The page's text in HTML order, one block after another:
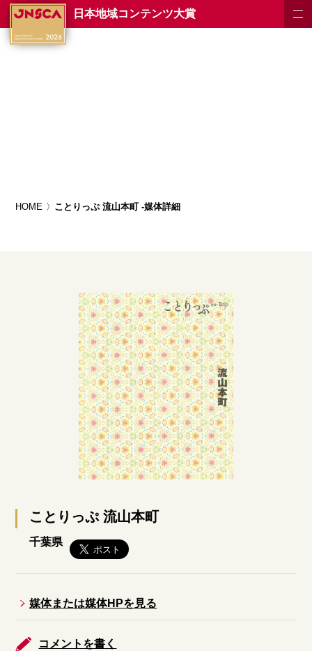
日本地域コンテンツ大賞
HOME ことりっぷ 流山本町 -媒体詳細
ことりっぷ 流山本町
千葉県
媒体または媒体HPを見る
コメントを書く